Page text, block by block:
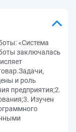
«Система
заключалась
и роль
предприятия;2.
Изучен